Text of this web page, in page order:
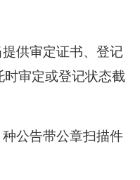
供审定证书、登记
审定或登记状态截
公告带公章扫描件